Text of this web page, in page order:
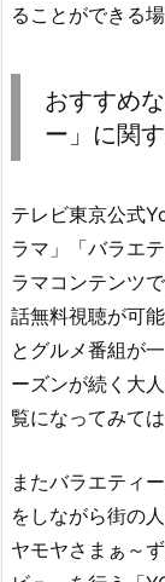
ることができる
おすすめ
ー」に関
テレビ東京公式
ラマ」「バラエ
ラマコンテンツ
話無料視聴が可
とグルメ番組が
ーズンが続く大
覧になってみて
またバラエティ
をしながら街の
ヤモヤさまぁ～